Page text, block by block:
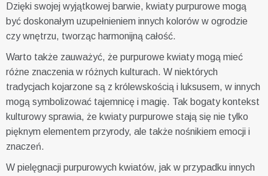
Dzięki swojej wyjątkowej barwie, kwiaty purpurowe mogą
być doskonałym uzupełnieniem innych kolorów w ogrodzie
czy wnętrzu, tworząc harmonijną całość.
Warto także zauważyć, że purpurowe kwiaty mogą mieć
różne znaczenia w różnych kulturach. W niektórych
tradycjach kojarzone są z królewskością i luksusem, w innych
mogą symbolizować tajemnicę i magię. Tak bogaty kontekst
kulturowy sprawia, że kwiaty purpurowe stają się nie tylko
pięknym elementem przyrody, ale także nośnikiem emocji i
znaczeń.
W pielęgnacji purpurowych kwiatów, jak w przypadku innych